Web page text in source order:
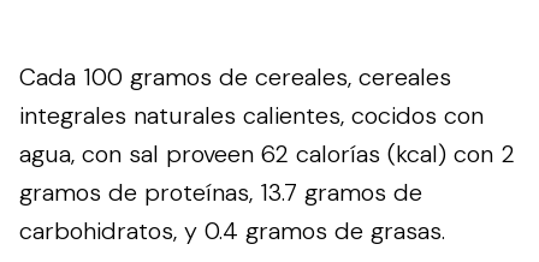
Cada 100 gramos de cereales, cereales
integrales naturales calientes, cocidos con
agua, con sal proveen 62 calorías (kcal) con 2
gramos de proteínas, 13.7 gramos de
carbohidratos, y 0.4 gramos de grasas.